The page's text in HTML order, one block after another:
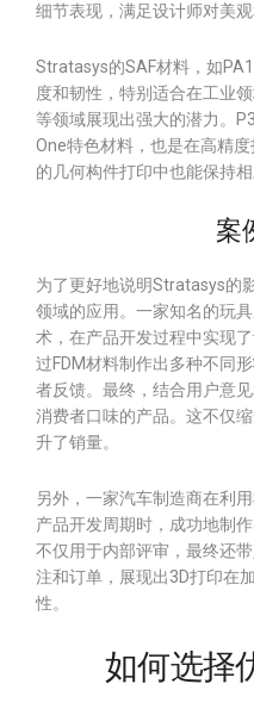
细节表现，满足设计师对美
Stratasys的SAF材料，如
度和韧性，特别适合在工业
等领域展现出强大的潜力。
One特色材料，也是在高精
的几何构件打印中也能保持
案
为了更好地说明Stratasys的
领域的应用。一家知名的玩
术，在产品开发过程中实现
过FDM材料制作出多种不同
者反馈。最终，结合用户意
消费者口味的产品。这不仅
升了销量。
另外，一家汽车制造商在利
产品开发周期时，成功地制
不仅用于内部评审，最终还
注和订单，展现出3D打印在
性。
如何选择